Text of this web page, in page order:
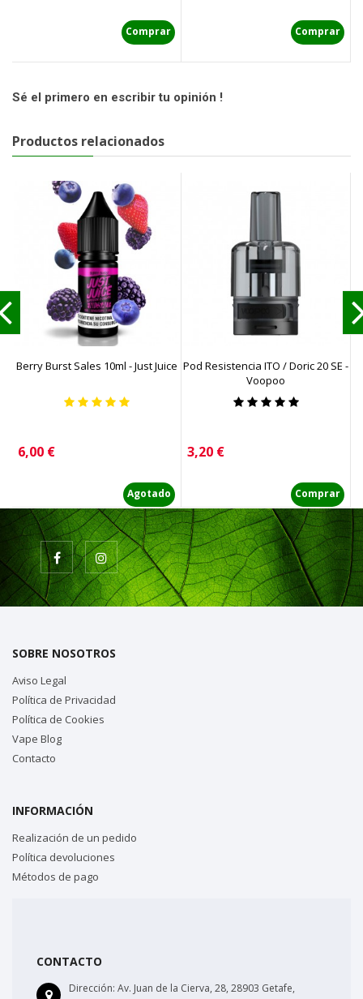
Comprar Comprar
Sé el primero en escribir tu opinión !
Productos relacionados
Berry Burst Sales 10ml - Just Juice
Precio
6,00 €
Agotado
Pod Resistencia ITO / Doric 20 SE -
Voopoo
Precio
3,20 €
Comprar
SOBRE NOSOTROS
Aviso Legal
Política de Privacidad
Política de Cookies
Vape Blog
Contacto
INFORMACIÓN
Realización de un pedido
Política devoluciones
Métodos de pago
CONTACTO
Dirección: Av. Juan de la Cierva, 28, 28903 Getafe,